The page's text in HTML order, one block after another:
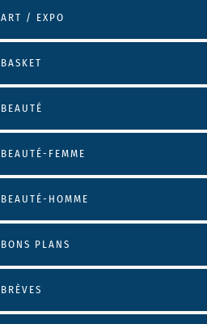
ART / EXPO
BASKET
BEAUTÉ
BEAUTÉ-FEMME
BEAUTÉ-HOMME
BONS PLANS
BRÈVES